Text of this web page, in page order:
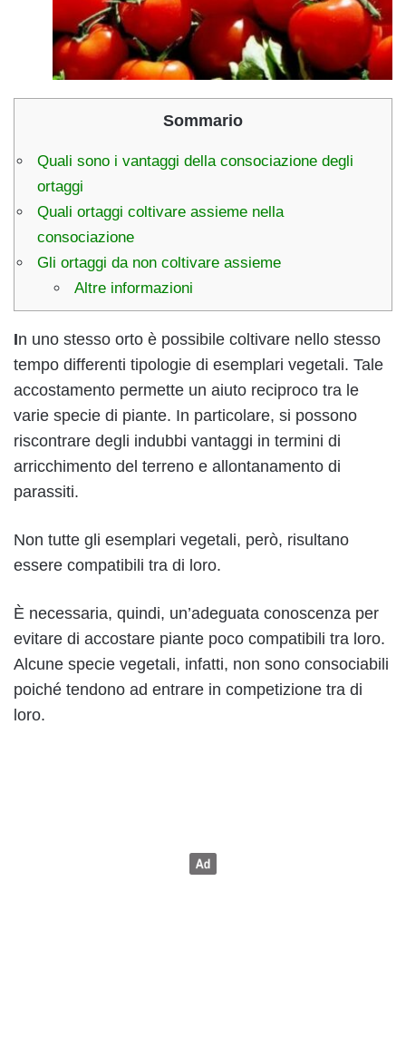
Sommario
Quali sono i vantaggi della consociazione degli
ortaggi
Quali ortaggi coltivare assieme nella
consociazione
Gli ortaggi da non coltivare assieme
Altre informazioni
In uno stesso orto è possibile coltivare nello stesso
tempo differenti tipologie di esemplari vegetali. Tale
accostamento permette un aiuto reciproco tra le
varie specie di piante. In particolare, si possono
riscontrare degli indubbi vantaggi in termini di
arricchimento del terreno e allontanamento di
parassiti.
Non tutte gli esemplari vegetali, però, risultano
essere compatibili tra di loro.
È necessaria, quindi, un’adeguata conoscenza per
evitare di accostare piante poco compatibili tra loro.
Alcune specie vegetali, infatti, non sono consociabili
poiché tendono ad entrare in competizione tra di
loro.